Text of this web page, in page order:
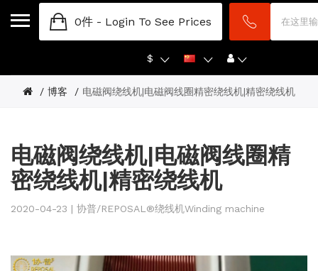
$
0件 - Login To See Prices
博客 电磁阀绕线机|电磁阀线圈精密绕线机|精密绕线机
电磁阀绕线机|电磁阀线圈精
密绕线机|精密绕线机
2020-04-23 | 协普/REPOSAL®绕线机Winding machine